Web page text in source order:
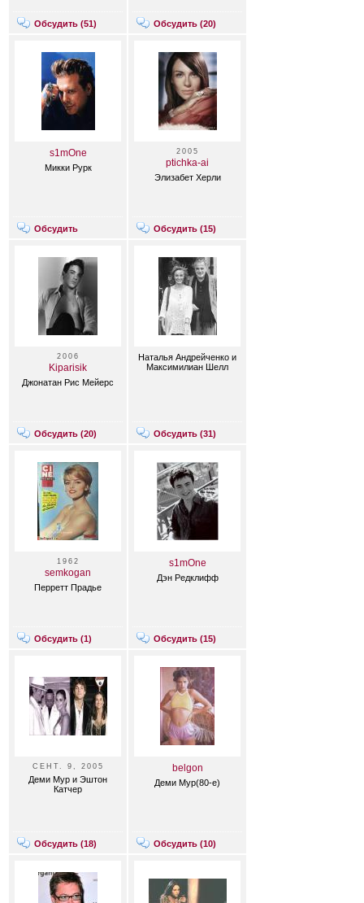
Обсудить (51) Обсудить (20)
s1mOne
Микки Рурк
Обсудить
2005
ptichka-ai
Элизабет Херли
Обсудить (15)
2006
Kiparisik
Джонатан Рис Мейерс
Обсудить (20)
Наталья Андрейченко и
Максимилиан Шелл
Обсудить (31)
1962
semkogan
Перретт Прадье
Обсудить (1)
s1mOne
Дэн Редклифф
Обсудить (15)
СЕНТ. 9, 2005
Деми Мур и Эштон
Катчер
Обсудить (18)
belgon
Деми Мур(80-е)
Обсудить (10)